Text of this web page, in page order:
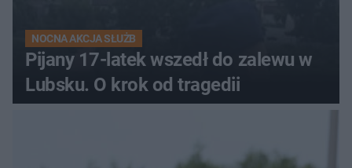
NOCNA AKCJA SŁUŻB
Pijany 17-latek wszedł do zalewu w
Lubsku. O krok od tragedii